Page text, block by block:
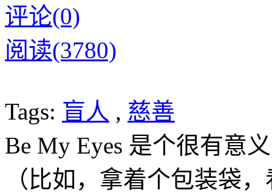
评论(0)
阅读(3780)
Tags: 盲人 , 慈善
Be My Eyes 是个很有意
（比如，拿着个包装袋